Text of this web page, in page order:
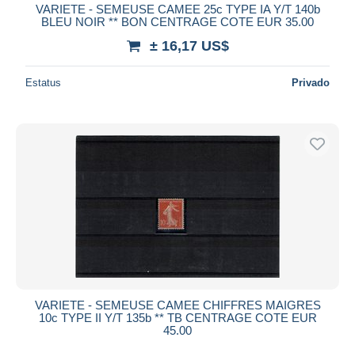
VARIETE - SEMEUSE CAMEE 25c TYPE IA Y/T 140b
BLEU NOIR ** BON CENTRAGE COTE EUR 35.00
± 16,17 US$
Estatus Privado
VARIETE - SEMEUSE CAMEE CHIFFRES MAIGRES
10c TYPE II Y/T 135b ** TB CENTRAGE COTE EUR
45.00